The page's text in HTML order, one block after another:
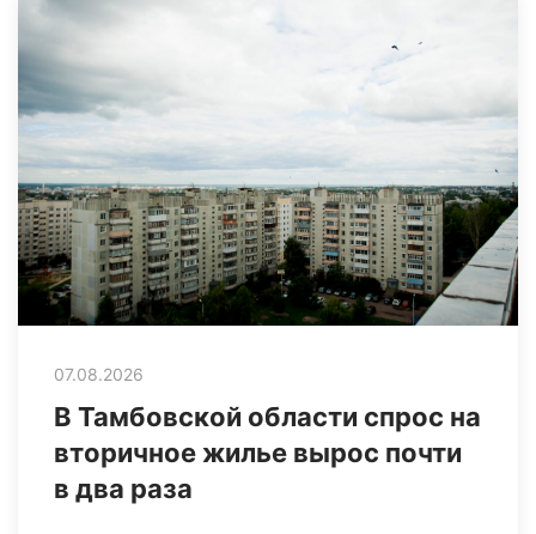
07.08.2026
В Тамбовской области спрос на
вторичное жилье вырос почти
в два раза